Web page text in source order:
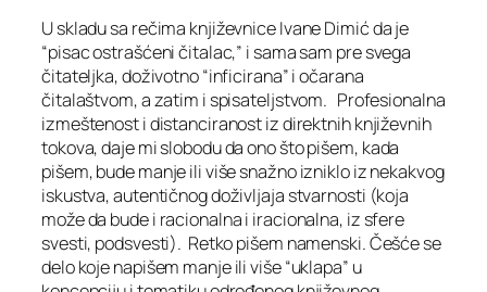
U skladu sa rečima književnice Ivane Dimić da je
“pisac ostrašćeni čitalac,” i sama sam pre svega
čitateljka, doživotno “inficirana” i očarana
čitalaštvom, a zatim i spisateljstvom. Profesionalna
izmeštenost i distanciranost iz direktnih književnih
tokova, daje mi slobodu da ono što pišem, kada
pišem, bude manje ili više snažno izniklo iz nekakvog
iskustva, autentičnog doživljaja stvarnosti (koja
može da bude i racionalna i iracionalna, iz sfere
svesti, podsvesti). Retko pišem namenski. Češće se
delo koje napišem manje ili više “uklapa” u